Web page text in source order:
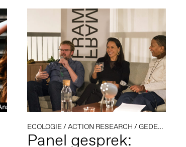
ECOLOGIE/ ACTION RESEARCH / GEDEELD ERFGOED
Panel gesprek: